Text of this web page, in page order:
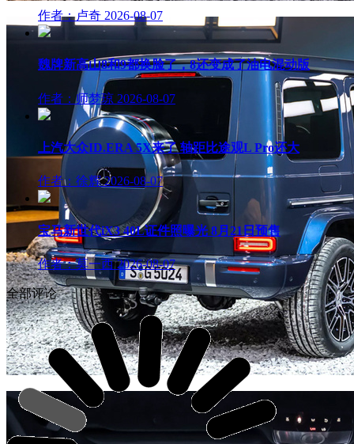
作者：卢奇 2026-08-07
魏牌新高山8和9都换脸了，8还变成了油电混动版
作者：师梦琼 2026-08-07
上汽大众ID.ERA 5X来了 轴距比途观L Pro还大
作者：徐辉 2026-08-07
宝马新世代iX3 40L证件照曝光 8月21日预售
作者：莫一西 2026-08-07
全部评论